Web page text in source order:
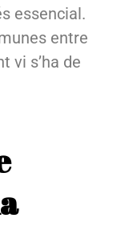
essencial.
entre
vi s’ha de